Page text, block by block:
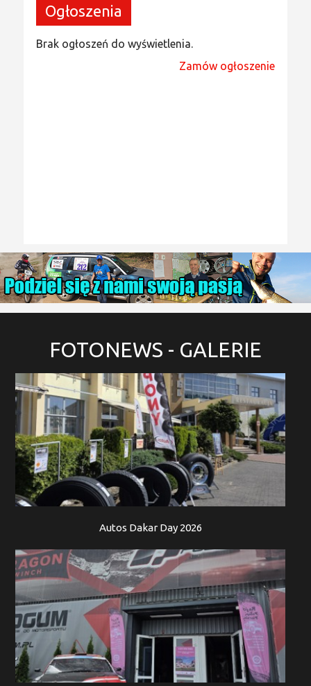
Ogłoszenia
Brak ogłoszeń do wyświetlenia.
Zamów ogłoszenie
FOTONEWS - GALERIE
Autos Dakar Day 2026